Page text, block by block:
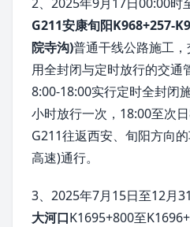
G211安康旬阳K968+257-
院寺沟)普通干线公路施工
用全封闭与定时放行的交通
8:00-18:00实行定时全封闭
小时放行一次，18:00至次
G211往返西安、旬阳方向
高速)通行。
3、2025年7月15日至12月
大河口K1695+800至